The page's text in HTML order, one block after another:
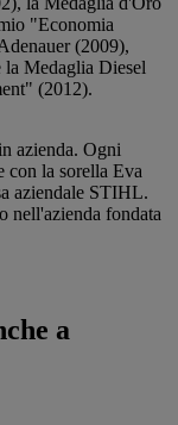
"Economia
(2009),
Medaglia Diesel
(2012).
azienda. Ogni
con la sorella Eva
aziendale STIHL.
nell'azienda fondata
a